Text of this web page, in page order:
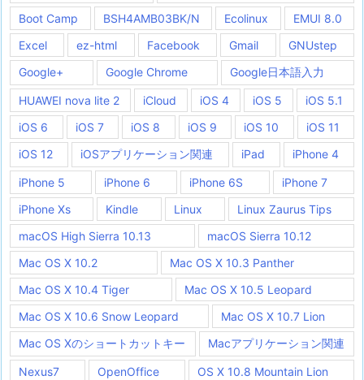
Boot Camp BSH4AMB03BK/N Ecolinux
EMUI 8.0
Excel
ez-html Facebook Gmail
GNUstep
Google+
Google Chrome Google日本語入力
HUAWEI nova lite 2 iCloud iOS 4 iOS 5
iOS 5.1
iOS 6
iOS 7 iOS 8 iOS 9 iOS 10
iOS 11
iOS 12
iOSアプリケーション関連 iPad iPhone 4
iPhone 5 iPhone 6 iPhone 6S
iPhone 7
iPhone Xs
Kindle Linux
Linux Zaurus Tips
macOS High Sierra 10.13
macOS Sierra 10.12
Mac OS X 10.2
Mac OS X 10.3 Panther
Mac OS X 10.4 Tiger
Mac OS X 10.5 Leopard
Mac OS X 10.6 Snow Leopard
Mac OS X 10.7 Lion
Mac OS Xのショートカットキー
Macアプリケーション関連
Nexus7 OpenOffice
OS X 10.8 Mountain Lion